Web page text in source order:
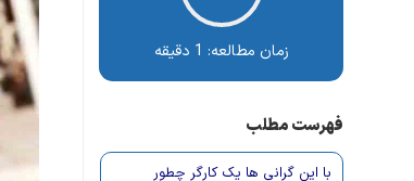
زمان مطالعه: 1 دقیقه
فهرست مطلب
با این گرانی ها یک کارگر چطور